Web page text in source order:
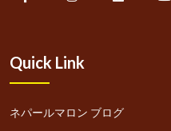
Quick Link
ネパールマロン ブログ